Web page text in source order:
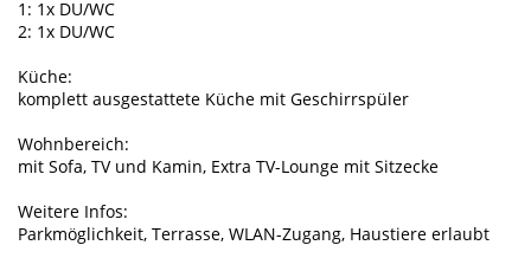
1: 1x DU/WC
2: 1x DU/WC
Küche:
komplett ausgestattete Küche mit Geschirrspüler
Wohnbereich:
mit Sofa, TV und Kamin, Extra TV-Lounge mit Sitzecke
Weitere Infos:
Parkmöglichkeit, Terrasse, WLAN-Zugang, Haustiere erlaubt